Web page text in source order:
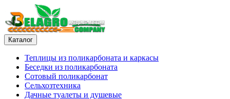
Каталог
Теплицы из поликарбоната и каркасы
Беседки из поликарбоната
Сотовый поликарбонат
Сельхозтехника
Дачные туалеты и душевые